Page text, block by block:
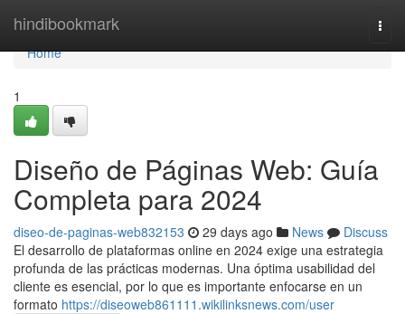
hindibookmark
Home
Home
1
Diseño de Páginas Web: Guía
Completa para 2024
diseo-de-paginas-web832153 29 days ago News
Discuss
El desarrollo de plataformas online en 2024 exige una estrategia
profunda de las prácticas modernas. Una óptima usabilidad del
cliente es esencial, por lo que es importante enfocarse en un
formato https://diseoweb861111.wikilinksnews.com/user